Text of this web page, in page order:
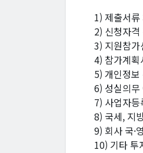
1) 제출서
2) 신청자격
3) 지원참가
4) 참가계획
5) 개인정
6) 성실의무
7) 사업자
8) 국세, 지
9) 회사 국·
10) 기타 투